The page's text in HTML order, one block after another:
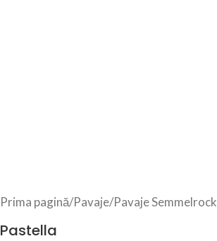
Prima pagină/Pavaje/Pavaje Semmelrock
Pastella